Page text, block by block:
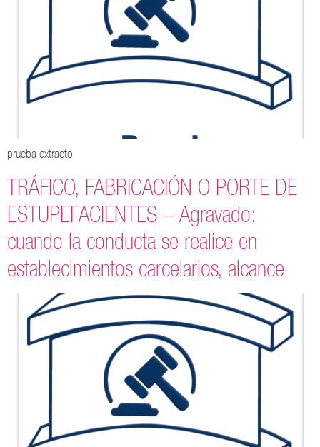
prueba extracto
TRÁFICO, FABRICACIÓN O PORTE DE
ESTUPEFACIENTES – Agravado:
cuando la conducta se realice en
establecimientos carcelarios, alcance